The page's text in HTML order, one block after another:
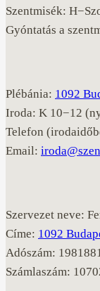
Szentmisék:
Gyóntatás a
Plébánia: 1092
Iroda: K 10−12
Telefon
Email:
Szervezet neve:
Címe: 1092
Adószám:
Számlaszám: